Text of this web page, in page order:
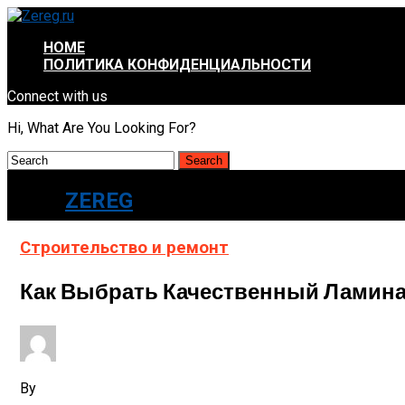
HOME
ПОЛИТИКА КОНФИДЕНЦИАЛЬНОСТИ
Connect with us
Hi, What Are You Looking For?
ZEREG
Строительство и ремонт
Как Выбрать Качественный
By